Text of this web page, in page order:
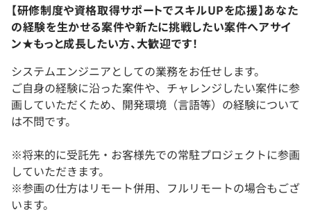
【研修制度や資格取得サポートでスキルUPを応援】あなた
の経験を生かせる案件や新たに挑戦したい案件へアサイ
ン★もっと成長したい方、大歓迎です！
システムエンジニアとしての業務をお任せします。
ご自身の経験に沿った案件や、チャレンジしたい案件に参
画していただくため、開発環境（言語等）の経験について
は不問です。
※将来的に受託先・お客様先での常駐プロジェクトに参画
していただきます。
※参画の仕方はリモート併用、フルリモートの場合もござ
います。